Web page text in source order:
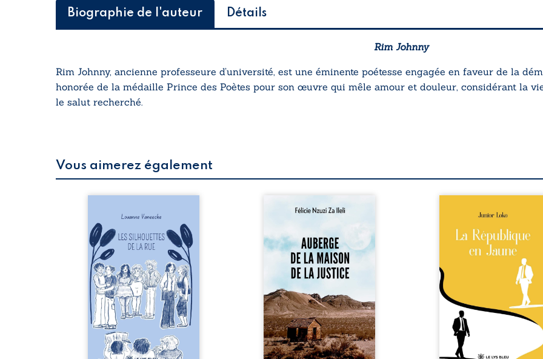
Biographie de l'auteur Détails
Rim Johnny
Rim Johnny, ancienne professeure d’université, est une éminente poétesse engagée en faveur de la
honorée de la médaille Prince des Poètes pour son œuvre qui mêle amour et douleur, considérant la
le salut recherché.
Vous aimerez également
donne la parole à six
personnages ordinaires,
traversés par des pensées,
des émotions et des silences
qui pourraient appartenir à
chacun de nous. À travers
leurs parcours, ce roman
invite à porter un regard
différent sur celles et ceux
qui nous entourent, à deviner
ce qui se cache derrière les
apparences et à s’ouvrir au
fourmillement sensible de
notre ...
Auberge de la maison de la
parcours exemplaire de
Mbala Zi Nkuaku Lema Félix.
Magistrat intègre, fervent
défenseur des droits
humains et de
l’indépendance judiciaire, il
voit sa carrière de trente-
quatre ans brutalement
brisée par une révocation
arbitraire en 2009, plongeant
sa vie dans un chaos
matériel et moral. À ...
Congo, la naissance
jumeaux de races
bouleverse l’ordre
Senior est Noir et Junior
Blanc, bien que nés
couple de Noirs. Très
l’événement attire les
internationaux et
le bébé blanc en une
emblématique
investie, selon certains,
mission
Cependant, sous couvert